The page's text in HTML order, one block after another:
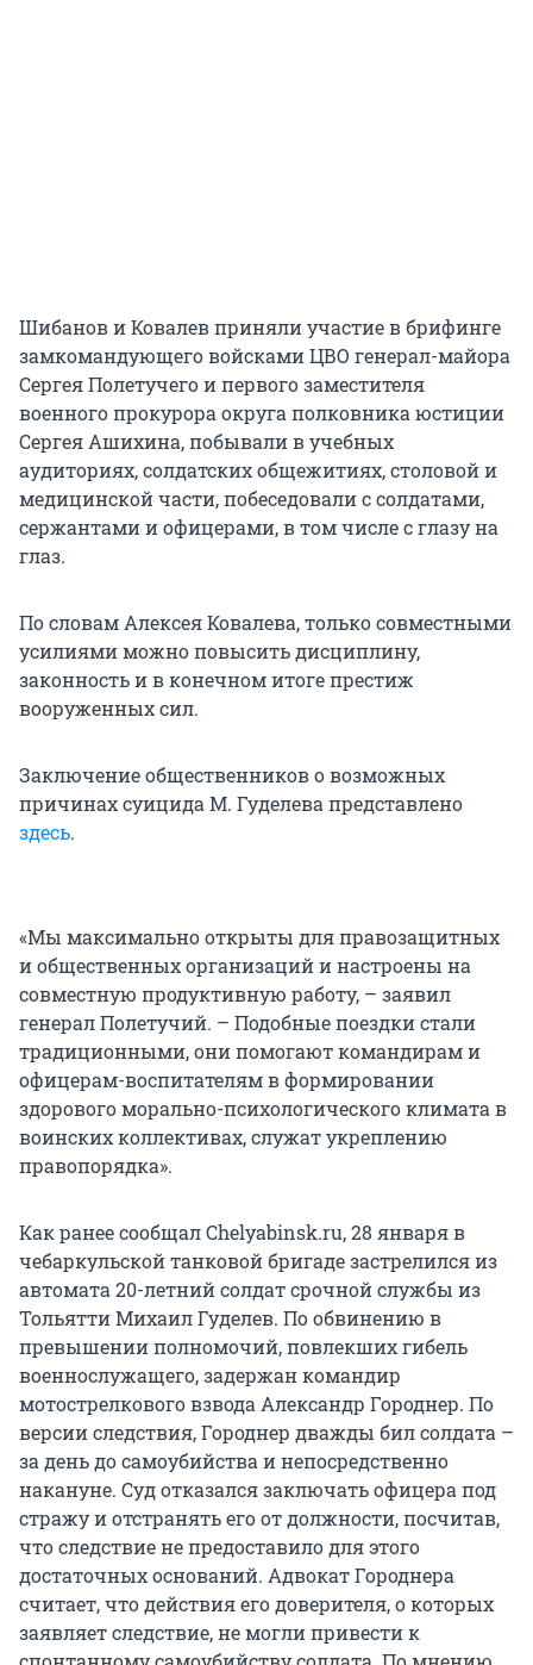
Шибанов и Ковалев приняли участие в брифинге
замкомандующего войсками ЦВО генерал-майора
Сергея Полетучего и первого заместителя
военного прокурора округа полковника юстиции
Сергея Ашихина, побывали в учебных
аудиториях, солдатских общежитиях, столовой и
медицинской части, побеседовали с солдатами,
сержантами и офицерами, в том числе с глазу на
глаз.
По словам Алексея Ковалева, только совместными
усилиями можно повысить дисциплину,
законность и в конечном итоге престиж
вооруженных сил.
Заключение общественников о возможных
причинах суицида М. Гуделева представлено
здесь.
«Мы максимально открыты для правозащитных
и общественных организаций и настроены на
совместную продуктивную работу, – заявил
генерал Полетучий. – Подобные поездки стали
традиционными, они помогают командирам и
офицерам-воспитателям в формировании
здорового морально-психологического климата в
воинских коллективах, служат укреплению
правопорядка».
Как ранее сообщал Chelyabinsk.ru, 28 января в
чебаркульской танковой бригаде застрелился из
автомата 20-летний солдат срочной службы из
Тольятти Михаил Гуделев. По обвинению в
превышении полномочий, повлекших гибель
военнослужащего, задержан командир
мотострелкового взвода Александр Городнер. По
версии следствия, Городнер дважды бил солдата –
за день до самоубийства и непосредственно
накануне. Суд отказался заключать офицера под
стражу и отстранять его от должности, посчитав,
что следствие не предоставило для этого
достаточных оснований. Адвокат Городнера
считает, что действия его доверителя, о которых
заявляет следствие, не могли привести к